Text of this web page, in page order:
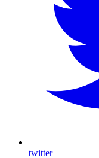
twitter